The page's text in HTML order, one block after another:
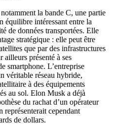
la bande C, une partie
équilibre intéressant entre la
de données transportées. Elle
stratégique : elle peut être
que par des infrastructures
ailleurs présenté à ses
smartphone. L’entreprise
véritable réseau hybride,
à des équipements
au sol. Elon Musk a déjà
du rachat d’un opérateur
représenterait cependant
de dollars.